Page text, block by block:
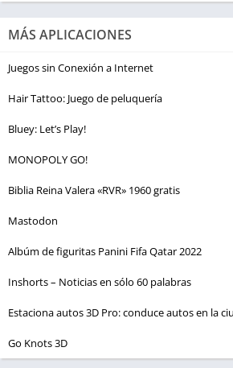
MÁS APLICACIONES
Juegos sin Conexión a Internet
Hair Tattoo: Juego de peluquería
Bluey: Let’s Play!
MONOPOLY GO!
Biblia Reina Valera «RVR» 1960 gratis
Mastodon
Albúm de figuritas Panini Fifa Qatar 2022
Inshorts – Noticias en sólo 60 palabras
Estaciona autos 3D Pro: conduce autos en la
Go Knots 3D